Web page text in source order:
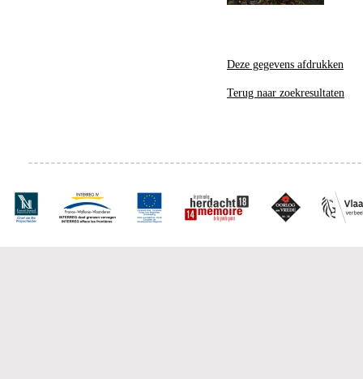
Deze gegevens afdrukken
Terug naar zoekresultaten